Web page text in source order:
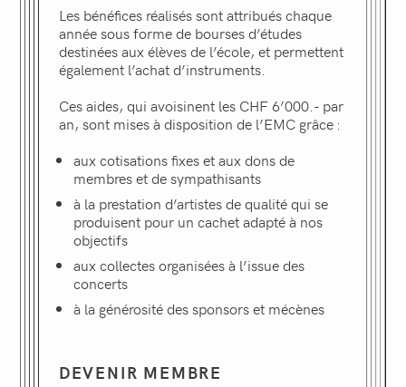
Les bénéfices réalisés sont attribués chaque
année sous forme de bourses d’études
destinées aux élèves de l’école, et permettent
également l’achat d’instruments.
Ces aides, qui avoisinent les CHF 6’000.- par
an, sont mises à disposition de l’EMC grâce :
aux cotisations fixes et aux dons de
membres et de sympathisants
à la prestation d’artistes de qualité qui se
produisent pour un cachet adapté à nos
objectifs
aux collectes organisées à l’issue des
concerts
à la générosité des sponsors et mécènes
DEVENIR MEMBRE